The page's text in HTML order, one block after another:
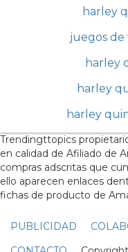
harley
juegos de
harley
harley
harley
Trendingttopics
en calidad de Afiliado de
compras adscritas que
ello aparecen enlaces
fichas de producto de
PUBLICIDAD